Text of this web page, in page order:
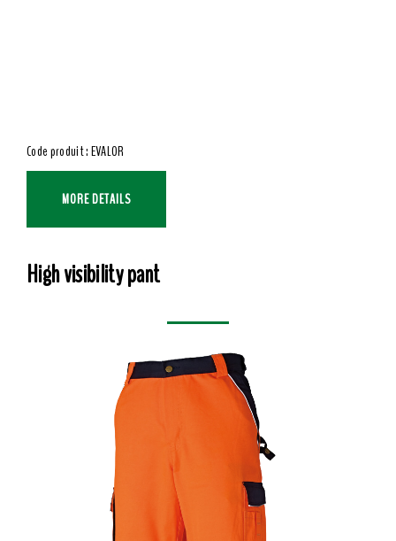
Code produit : EVALOR
MORE DETAILS
High visibility pant